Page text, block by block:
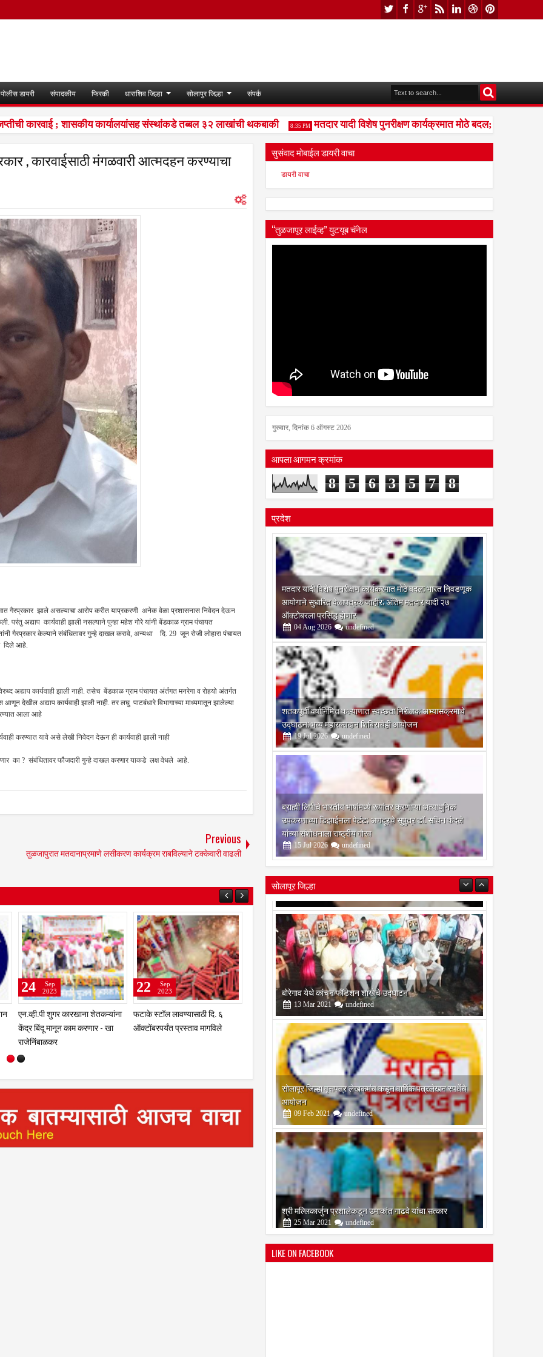
पोलीस डायरी संपादकीय फिरकी धाराशिव जिल्हा सोलापुर जिल्हा संपर्क
कारवाई ; शासकीय कार्यालयांसह संस्थांकडे तब्बल ३२ लाखांची थकबाकी 8:35 PM मतदार यादी विशेष पुनरीक्षण कार्यक्रमात मोठे बदल; भारत
, कारवाईसाठी मंगळवारी आत्मदहन करण्याचा
गैरप्रकार झाले असल्याचा आरोप करीत याप्रकरणी अनेक वेळा प्रशासनास निवेदन देऊन
परंतु अद्याप कार्यवाही झाली नसल्याने पुन्हा महेश गोरे यांनी बेंडकाळ ग्राम पंचायत
गैरप्रकार केल्याने संबंधितावर गुन्हे दाखल करावे, अन्यथा दि. 29 जून रोजी लोहारा पंचायत
दिले आहे.
अद्याप कार्यवाही झाली नाही. तसेच बेंडकाळ ग्राम पंचायत अंर्तगत मनरेगा व रोहयो अंतर्गत
देखील अद्याप कार्यवाही झाली नाही. तर लघु पाटबंधारे विभागाच्या माध्यमातून झालेल्या
आला आहे
करण्यात यावे असे लेखी निवेदन देऊन ही कार्यवाही झाली नाही
का ? संबंधितावर फौजदारी गुन्हे दाखल करणार याकडे लक्ष वेधले आहे.
Previous
तुळजापुरात मतदानाप्रमाणे लसीकरण कार्यक्रम राबविल्याने टक्केवारी वाढली
भंडारी येथील नितीन शिंदे आर्मी
कम्बाईन ट्रेनिंगसाठी अमेरिकेला रवाना
25
Sep
2023
अवैध मद्य विरोधी विशेष मोहिमेदरम्यान
जिल्हा भरात 12 छापे
24
Sep
2023
सुसंवाद मोबाईल डायरी वाचा
डायरी वाचा
“तुळजापूर लाईव्ह” युटयूब चॅनेल
गुरुवार, दिनांक 6 ऑगस्ट 2026
आपला आगमन क्रमांक
8 5 6 3 5 7 8
प्रदेश
मतदार यादी विशेष पुनरीक्षण कार्यक्रमात मोठे बदल; भारत निवडणूक
आयोगाने सुधारित वेळापत्रक जाहीर; अंतिम मतदार यादी २७
ऑक्टोबरला प्रसिद्ध होणार
04 Aug 2026 undefined
शतकपूर्ती वर्षानिमित्त कल्याणात स्वच्छता निरीक्षक अभ्यासक्रमाचे
उद्घाटन; भव्य महारक्तदान शिबिराचेही आयोजन
19 Jul 2026 undefined
ब्राह्मी लिपीचे भारतीय भाषांमध्ये रूपांतर करणाऱ्या अत्याधुनिक
उपकरणाच्या डिझाईनला पेटंट; अणदूरचे सुपुत्र डॉ. सचिन कंदले
यांच्या संशोधनाला राष्ट्रीय गौरव
15 Jul 2026 undefined
सोलापूर जिल्हा
बोरेगाव येथे कांचन फौंडेशन शाखेचे उद्घाटन
13 Mar 2021 undefined
सोलापूर जिल्हा वृत्तपत्र लेखकमंच कडून वार्षिक पत्रलेखन स्पर्धेचे
आयोजन
09 Feb 2021 undefined
श्री मल्लिकार्जुन प्रशालेकडून उमाकांत गाढवे यांचा सत्कार
25 Mar 2021 undefined
LIKE ON FACEBOOK